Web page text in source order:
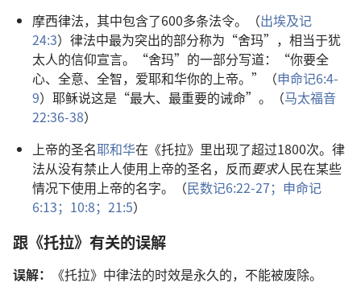
摩西律法，其中包含了600多条法令。（出埃及记
24:3）律法中最为突出的部分称为“舍玛”，相当于犹
太人的信仰宣言。“舍玛”的一部分写道：“你要全
心、全意、全智，爱耶和华你的上帝。”（申命记6:4-
9）耶稣说这是“最大、最重要的诫命”。（马太福音
22:36-38）
上帝的圣名耶和华在《托拉》里出现了超过1800次。律
法从没有禁止人使用上帝的圣名，反而要求人民在某些
情况下使用上帝的名字。（民数记6:22-27； 申命记
6:13； 10:8； 21:5）
跟《托拉》有关的误解
误解：
《托拉》中律法的时效是永久的，不能被废除。